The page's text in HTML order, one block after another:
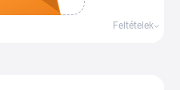
Feltételek